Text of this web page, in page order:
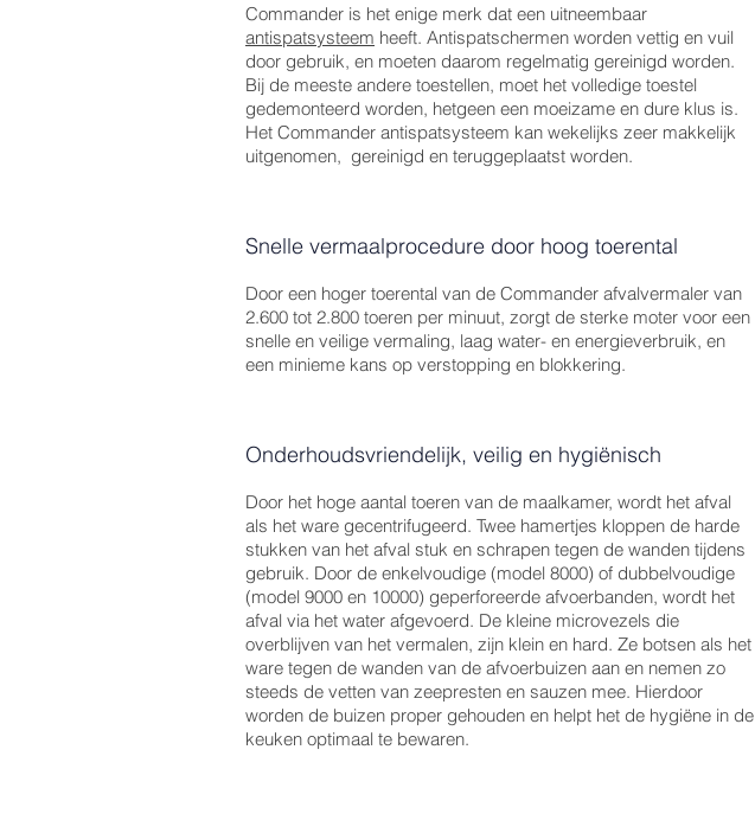
Commander is het enige merk dat een uitneembaar
antispatsysteem heeft. Antispatschermen worden vettig en vuil
door gebruik, en moeten daarom regelmatig gereinigd worden.
Bij de meeste andere toestellen, moet het volledige toestel
gedemonteerd worden, hetgeen een moeizame en dure klus is.
Het Commander antispatsysteem kan wekelijks zeer makkelijk
uitgenomen, gereinigd en teruggeplaatst worden.
Snelle vermaalprocedure door hoog toerental
Door een hoger toerental van de Commander afvalvermaler van
2.600 tot 2.800 toeren per minuut, zorgt de sterke moter voor een
snelle en veilige vermaling, laag water- en energieverbruik, en
een minieme kans op verstopping en blokkering.
Onderhoudsvriendelijk, veilig en hygiënisch
Door het hoge aantal toeren van de maalkamer, wordt het afval
als het ware gecentrifugeerd. Twee hamertjes kloppen de harde
stukken van het afval stuk en schrapen tegen de wanden tijdens
gebruik. Door de enkelvoudige (model 8000) of dubbelvoudige
(model 9000 en 10000) geperforeerde afvoerbanden, wordt het
afval via het water afgevoerd. De kleine microvezels die
overblijven van het vermalen, zijn klein en hard. Ze botsen als het
ware tegen de wanden van de afvoerbuizen aan en nemen zo
steeds de vetten van zeepresten en sauzen mee. Hierdoor
worden de buizen proper gehouden en helpt het de hygiëne in de
keuken optimaal te bewaren.